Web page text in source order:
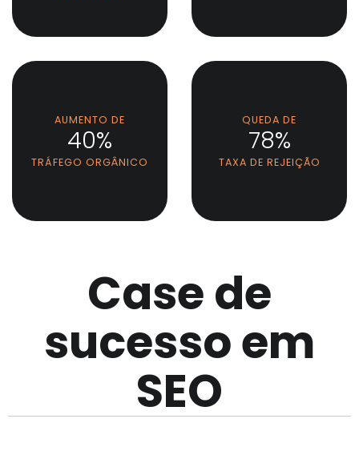
AUMENTO DE
40%
TRÁFEGO ORGÂNICO
QUEDA DE
78%
TAXA DE REJEIÇÃO
Case de
sucesso em
SEO